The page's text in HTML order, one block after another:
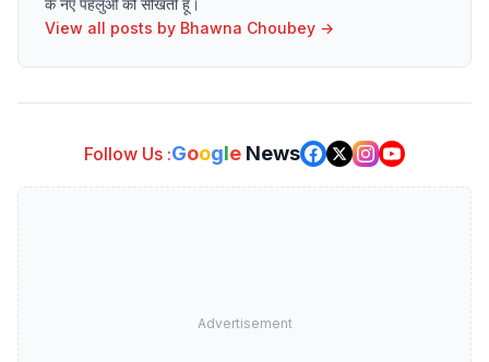
के नए पहलुओं को सीखती हूँ।
View all posts by Bhawna Choubey →
Follow Us :Google News
Advertisement